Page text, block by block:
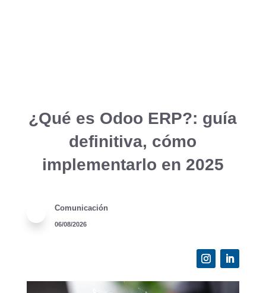
¿Qué es Odoo ERP?: guía
definitiva, cómo
implementarlo en 2025
Comunicación
06/08/2026